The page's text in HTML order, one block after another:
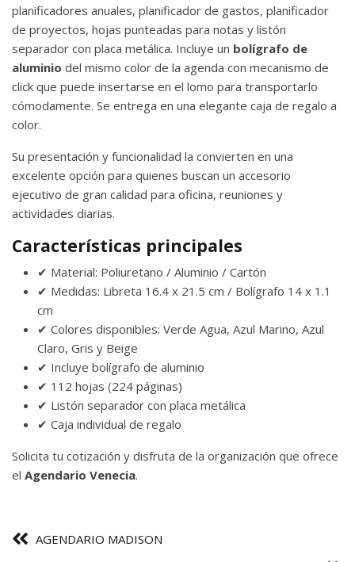
planificadores anuales, planificador de gastos, planificador
de proyectos, hojas punteadas para notas y listón
separador con placa metálica. Incluye un bolígrafo de
aluminio del mismo color de la agenda con mecanismo de
click que puede insertarse en el lomo para transportarlo
cómodamente. Se entrega en una elegante caja de regalo a
color.
Su presentación y funcionalidad la convierten en una
excelente opción para quienes buscan un accesorio
ejecutivo de gran calidad para oficina, reuniones y
actividades diarias.
Características principales
✔ Material: Poliuretano / Aluminio / Cartón
✔ Medidas: Libreta 16.4 x 21.5 cm / Bolígrafo 14 x 1.1
cm
✔ Colores disponibles: Verde Agua, Azul Marino, Azul
Claro, Gris y Beige
✔ Incluye bolígrafo de aluminio
✔ 112 hojas (224 páginas)
✔ Listón separador con placa metálica
✔ Caja individual de regalo
Solicita tu cotización y disfruta de la organización que ofrece
el Agendario Venecia.
AGENDARIO MADISON